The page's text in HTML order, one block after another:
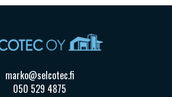
marko@selcotec.fi
050 529 4875